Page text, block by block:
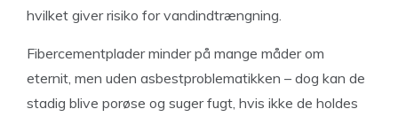
hvilket giver risiko for vandindtrængning.
Fibercementplader minder på mange måder om
eternit, men uden asbestproblematikken – dog kan de
stadig blive porøse og suger fugt, hvis ikke de holdes